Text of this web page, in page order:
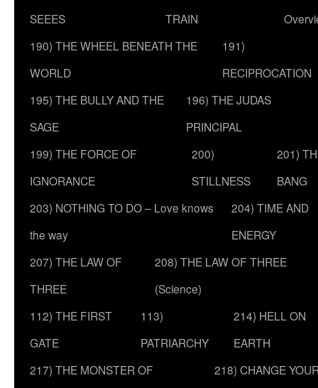
SEEES
TRAIN
190) THE WHEEL BENEATH THE
WORLD
191)
RECIPROCATION
195) THE BULLY AND THE
SAGE
196) THE JUDAS
PRINCIPAL
199) THE FORCE OF
IGNORANCE
200)
STILLNESS
201)
BANG
203) NOTHING TO DO – Love knows
the way
204) TIME AND
ENERGY
207) THE LAW OF
THREE
208) THE LAW OF THREE
(Science)
112) THE FIRST
GATE
113)
PATRIARCHY
214) HELL ON
EARTH
217) THE MONSTER OF
218) CHANGE